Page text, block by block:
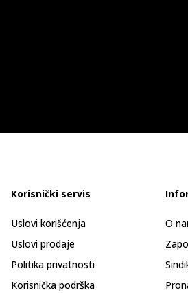
Korisnički servis
Uslovi korišćenja
Uslovi prodaje
Politika privatnosti
Korisnička podrška
O